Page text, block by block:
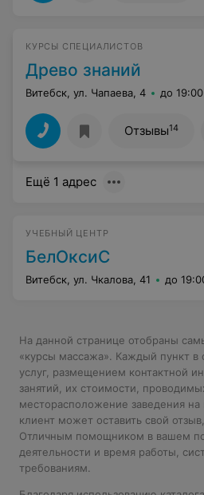
КУРСЫ СПЕЦИАЛИСТОВ
Древо знаний
Витебск, ул. Чапаева, 4 до 19:00
Отзывы14
Ещё 1 адрес
УЧЕБНЫЙ ЦЕНТР
БелОксиС
Витебск, ул. Чкалова, 41 до
На данной странице отобраны
«курсы массажа». Каждый пункт в
услуг, размещением контактной
занятий, их стоимости,
месторасположение заведения
клиент может оставить свой
Отличным помощником в вашем
деятельности и время работы,
требованиям.